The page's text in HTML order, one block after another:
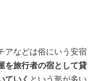
アなどは俗にいう安宿
を旅行者の宿として貸
ていく という形が多い